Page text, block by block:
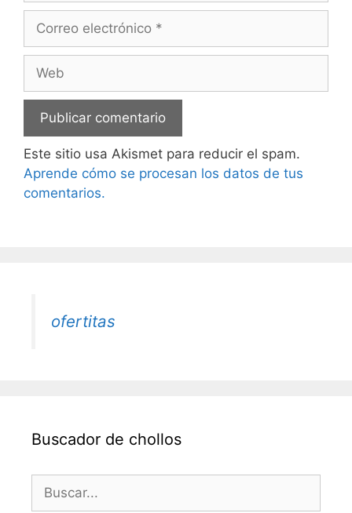
Correo
Web
Este sitio usa Akismet para reducir el spam.
Aprende cómo se procesan los datos de tus
comentarios.
ofertitas
Buscador de chollos